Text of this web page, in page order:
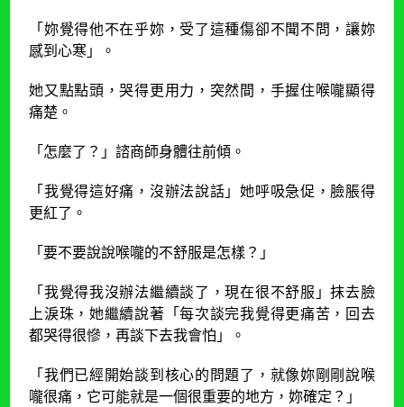
「妳覺得他不在乎妳，受了這種傷卻不聞不問，讓妳
感到心寒」。
她又點點頭，哭得更用力，突然間，手握住喉嚨顯得
痛楚。
「怎麼了？」諮商師身體往前傾。
「我覺得這好痛，沒辦法說話」她呼吸急促，臉脹得
更紅了。
「要不要說說喉嚨的不舒服是怎樣？」
「我覺得我沒辦法繼續談了，現在很不舒服」抹去臉
上淚珠，她繼續說著「每次談完我覺得更痛苦，回去
都哭得很慘，再談下去我會怕」。
「我們已經開始談到核心的問題了，就像妳剛剛說喉
嚨很痛，它可能就是一個很重要的地方，妳確定？」